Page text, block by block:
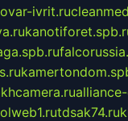
ivrit.ru
tdsak74.ru